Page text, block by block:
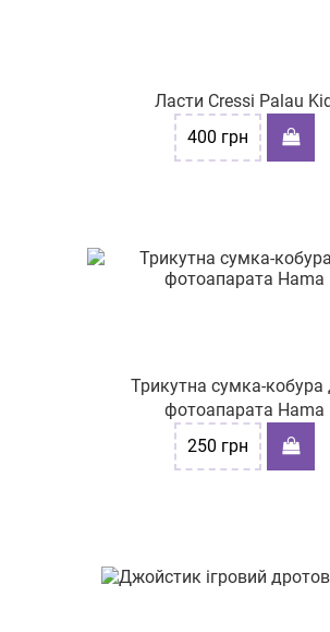
Ласти Cressi Palau
400 грн
Трикутна сумка-кобура
фотоапарата Hama
250 грн